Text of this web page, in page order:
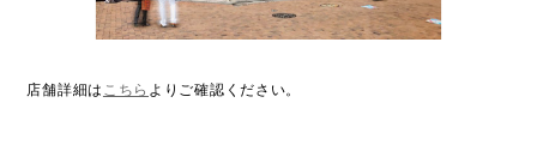
店舗詳細は こちら よりご確認ください。